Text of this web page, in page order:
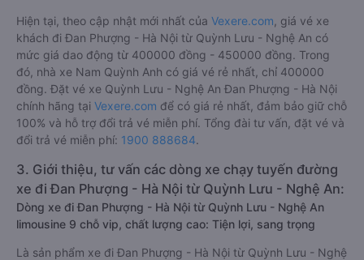
Hiện tại, theo cập nhật mới nhất của Vexere.com , giá vé xe
khách đi Đan Phượng - Hà Nội từ Quỳnh Lưu - Nghệ An có
mức giá dao động từ 400000 đồng - 450000 đồng. Trong
đó, nhà xe Nam Quỳnh Anh có giá vé rẻ nhất, chỉ 400000
đồng. Đặt vé xe Quỳnh Lưu - Nghệ An Đan Phượng - Hà Nội
chính hãng tại Vexere.com để có giá rẻ nhất, đảm bảo giữ chỗ
100% và hỗ trợ đổi trả vé miễn phí. Tổng đài tư vấn, đặt vé và
đổi trả vé miễn phí: 1900 888684.
3. Giới thiệu, tư vấn các dòng xe chạy tuyến đường
xe đi Đan Phượng - Hà Nội từ Quỳnh Lưu - Nghệ An:
Dòng xe đi Đan Phượng - Hà Nội từ Quỳnh Lưu - Nghệ An
limousine 9 chỗ vip, chất lượng cao: Tiện lợi, sang trọng
Là sản phẩm xe đi Đan Phượng - Hà Nội từ Quỳnh Lưu - Nghệ